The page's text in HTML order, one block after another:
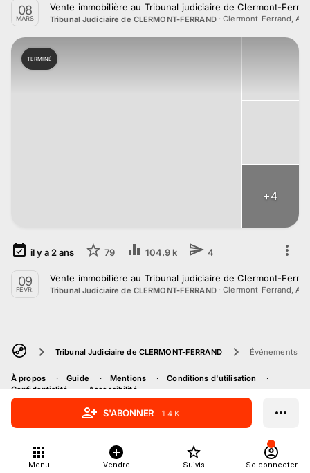
08
MARS
Vente immobilière au Tribunal judiciaire de Clermont-
Tribunal Judiciaire de CLERMONT-FERRAND·Clermont-Ferrand,
TERMINÉ
+4
il y a 2ans 79 104.9 k 4
09
FÉVR.
Vente immobilière au Tribunal judiciaire de Clermont-
Tribunal Judiciaire de CLERMONT-FERRAND·Clermont-Ferrand,
Tribunal Judiciaire de CLERMONT-FERRAND Événements
À propos Guide Mentions
Conditions d'utilisation
Confidentialité
Accessibilité
S'ABONNER 1.4 K
Menu Vendre Suivis Se connecter